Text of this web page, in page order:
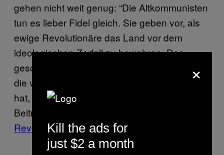
gehen nicht weit genug: “Die Altkommunisten
tun es lieber Fidel gleich. Sie geben vor, als
ewige Revolutionäre das Land vor dem
ideologischen Zerfall zu bewahren. Das
geschieht auf dem Rücken der Bevölkerung,
die von der graduellen Öffnung weit weniger
hat, als sie es sich erträumte.” Zum ganzen
Beitrag der
Revolutionäre“.
×
Kill the ads for
just $2 a month